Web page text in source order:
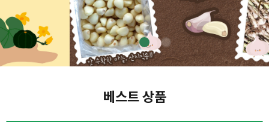
베스트 상품